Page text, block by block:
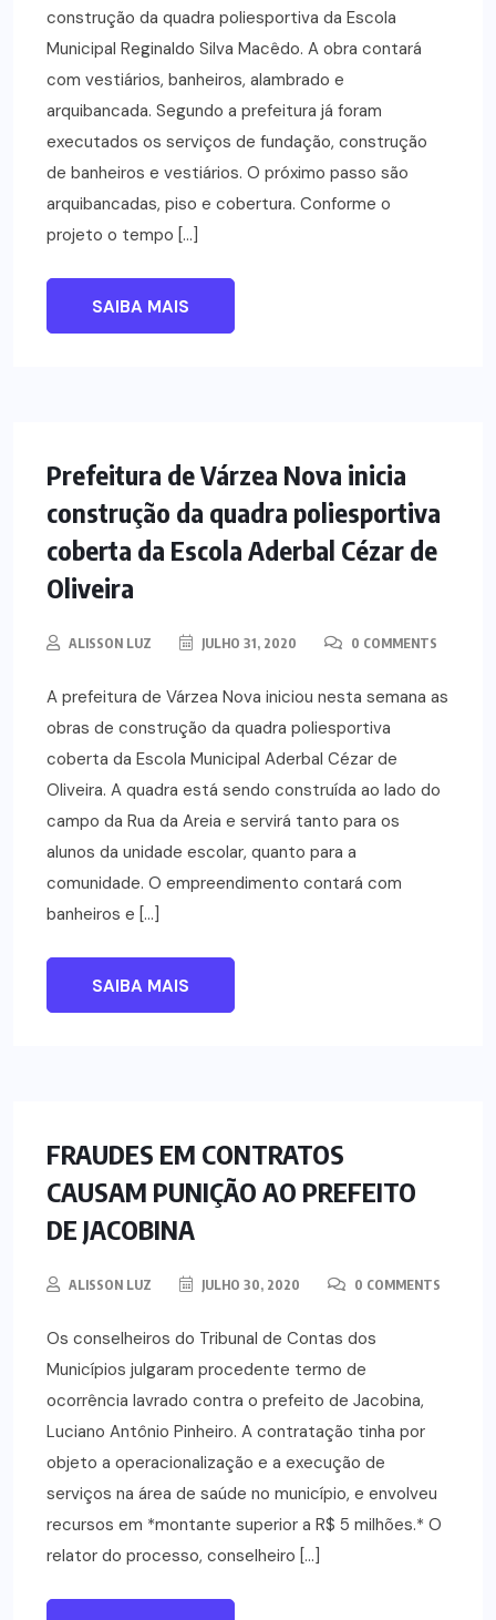
construção da quadra poliesportiva da Escola
Municipal Reginaldo Silva Macêdo. A obra contará
com vestiários, banheiros, alambrado e
arquibancada. Segundo a prefeitura já foram
executados os serviços de fundação, construção
de banheiros e vestiários. O próximo passo são
arquibancadas, piso e cobertura. Conforme o
projeto o tempo […]
SAIBA MAIS
NOTÍCIAS
Prefeitura de Várzea Nova inicia
construção da quadra poliesportiva
coberta da Escola Aderbal Cézar de
Oliveira
ALISSON LUZ JULHO 31, 2020 0 COMMENTS
A prefeitura de Várzea Nova iniciou nesta semana as
obras de construção da quadra poliesportiva
coberta da Escola Municipal Aderbal Cézar de
Oliveira. A quadra está sendo construída ao lado do
campo da Rua da Areia e servirá tanto para os
alunos da unidade escolar, quanto para a
comunidade. O empreendimento contará com
banheiros e […]
SAIBA MAIS
FRAUDES EM CONTRATOS
CAUSAM PUNIÇÃO AO PREFEITO
DE JACOBINA
ALISSON LUZ JULHO 30, 2020 0 COMMENTS
Os conselheiros do Tribunal de Contas dos
Municípios julgaram procedente termo de
ocorrência lavrado contra o prefeito de Jacobina,
Luciano Antônio Pinheiro. A contratação tinha por
objeto a operacionalização e a execução de
serviços na área de saúde no município, e envolveu
recursos em *montante superior a R$ 5 milhões.* O
relator do processo, conselheiro […]